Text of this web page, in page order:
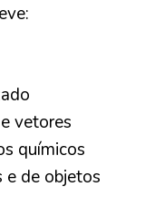
vetores
químicos
e de objetos